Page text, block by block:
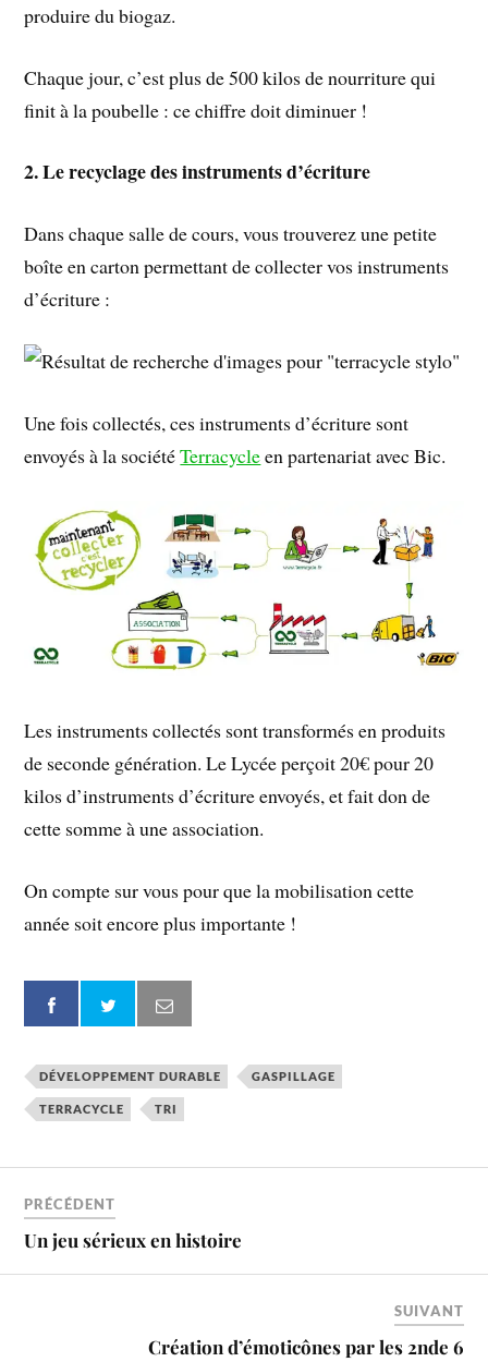
produire du biogaz.
Chaque jour, c’est plus de 500 kilos de nourriture qui
finit à la poubelle : ce chiffre doit diminuer !
2. Le recyclage des instruments d’écriture
Dans chaque salle de cours, vous trouverez une petite
boîte en carton permettant de collecter vos instruments
d’écriture :
Une fois collectés, ces instruments d’écriture sont
envoyés à la sociétéTerracycleen partenariat avec Bic.
Les instruments collectés sont transformés en produits
de seconde génération. Le Lycée perçoit 20€ pour 20
kilos d’instruments d’écriture envoyés, et fait don de
cette somme à une association.
On compte sur vous pour que la mobilisation cette
année soit encore plus importante !
DÉVELOPPEMENT DURABLE GASPILLAGE
TERRACYCLE TRI
PRÉCÉDENT
Un jeu sérieux en histoire
SUIVANT
Création d’émoticônes par les 2nde 6